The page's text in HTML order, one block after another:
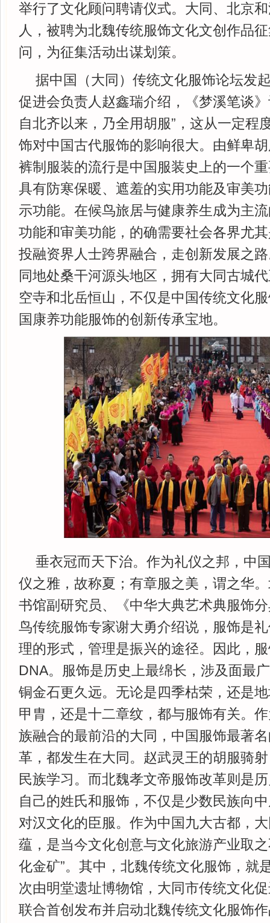
举行了文化顾问聘请仪式。大同、北京
人，被聘为北魏传统服饰文化文创作品
问，为征集活动出谋划策。
据中国（大同）传统文化服饰论坛发
促进会负责人赵鑫瑞介绍，《梦溪笔谈
自北齐以来，乃全用胡服”，这从一定程
饰对中国古代服饰的影响很大。由鲜卑
裤制服装的流行是中国服装史上的一个
具有防寒保暖、遮羞的实用功能及审美
示功能。在候鸟旅居与健康养生成为主
功能和审美功能，的确需要社会各界尤
投融资界人士跨界融合，走创新发展之
同地处桑干河源头地区，拥有大同古城
空寺和北岳恒山，不仅是中国传统文化
国康养功能服饰的创新传承宝地。
垂衣冠而天下治。作为礼仪之邦，中
仪之雅，故称夏；有章服之美，谓之华
书馆副研究员、《中华大典艺术典服饰
鸟传统服饰专家谢大勇介绍说，服饰是
理的形式，管理是振兴的途径。因此，
DNA。服饰是历史上最绵长，涉及面最
铜金石更久远。无论是四季枯荣，还是
甲胄，还是十二章纹，都与服饰有关。
族融合的最前沿的大同，中国服饰最著
革，都发生在大同。赵武灵王的胡服骑
民族学习。而北魏孝文帝服饰改革则是
自己的姓氏和服饰，不仅是少数民族向
对汉文化的臣服。作为中国九大古都，
蕴，是当今文化创意与文化旅游产业取
化金矿”。其中，北魏传统文化服饰，就
次由明堂遗址博物馆，大同市传统文化
联合首创发布并启动北魏传统文化服饰